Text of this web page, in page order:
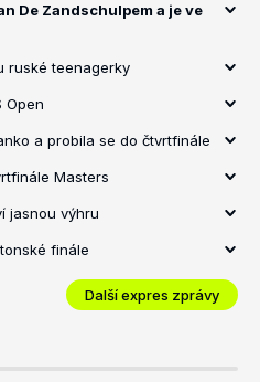
De Zandschulpem a je ve
ruské teenagerky
Open
a probila se do čtvrtfinále
Masters
jasnou výhru
finále
Další expres zprávy